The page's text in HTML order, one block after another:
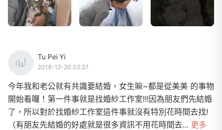
Tu Pei Yi
2018-12-20 02:27
今年我和老公就有共識要結婚，女生嘛~都是從美美 的事物
開始看囉！第一件事就是找婚紗工作室!!!因為朋友們先結婚
了，所以對於找婚紗工作室這件事就沒有特別花時間去找!
（有朋友先結婚的好處就是很多資訊不用花時間去... 更多